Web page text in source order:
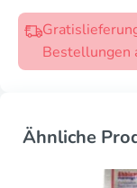
Bestellungen
Ähnliche